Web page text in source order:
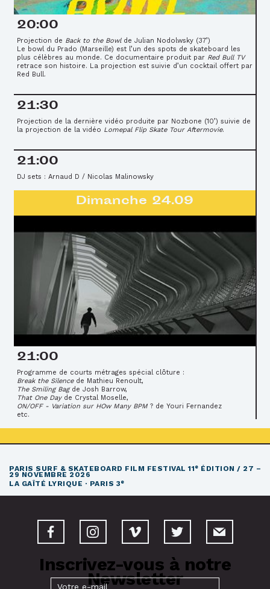
20:00
Projection de Back to the Bowlde Julian Nodolwsky (37’)
Le bowl du Prado (Marseille) est l’un des spots de skateboard les
plus célèbres au monde. Ce documentaire produit par Red Bull TV
retrace son histoire. La projection est suivie d’un cocktail offert par
Red Bull.
21:30
Projection de la dernière vidéo produite par Nozbone (10’) suivie de
la projection de la vidéo Lomepal Flip Skate Tour Aftermovie.
21:00
DJ sets : Arnaud D / Nicolas Malinowsky
Dimanche 24.09
21:00
Programme de courts métrages spécial clôture :
Break the Silencede Mathieu Renoult,
The Smiling Bagde Josh Barrow,
That One Dayde Crystal Moselle,
ON/OFF - Variation sur HOw Many BPM? de Youri Fernandez
etc.
PARIS SURF & SKATEBOARD FILM FESTIVAL 11 e ÉDITION / 27 –
29 NOVEMBRE 2026
LA GAÎTÉ LYRIQUE · PARIS 3 e
Inscrivez-vous à notre
Newsletter